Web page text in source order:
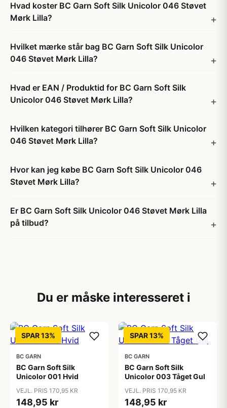
Hvad koster BC Garn Soft Silk Unicolor 046 Støvet
Mørk Lilla?
Hvilket mærke står bag BC Garn Soft Silk Unicolor
046 Støvet Mørk Lilla?
Hvad er EAN / Produktid for BC Garn Soft Silk
Unicolor 046 Støvet Mørk Lilla?
Hvilken kategori tilhører BC Garn Soft Silk Unicolor
046 Støvet Mørk Lilla?
Hvor kan jeg købe BC Garn Soft Silk Unicolor 046
Støvet Mørk Lilla?
Er BC Garn Soft Silk Unicolor 046 Støvet Mørk Lilla
på tilbud?
Du er måske interesseret i
SPAR 13%
BC GARN
BC Garn Soft Silk
Unicolor 001 Hvid
VEJL. PRIS 170,95 KR
148,95 kr
SPAR 13%
BC GARN
BC Garn Soft Silk
Unicolor 003 Tåget Gul
VEJL. PRIS 170,95 KR
148,95 kr